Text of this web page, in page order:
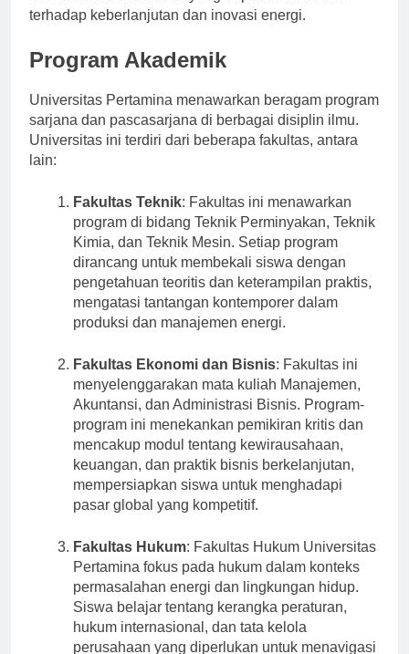
membina talenta-talenta yang dapat berkontribusi
Program Akademik
Universitas Pertamina menawarkan beragam program
sarjana dan pascasarjana di berbagai disiplin ilmu.
Universitas ini terdiri dari beberapa fakultas, antara
Fakultas Teknik: Fakultas ini menawarkan
program di bidang Teknik Perminyakan, Teknik
Kimia, dan Teknik Mesin. Setiap program
dirancang untuk membekali siswa dengan
pengetahuan teoritis dan keterampilan praktis,
mengatasi tantangan kontemporer dalam
Fakultas Ekonomi dan Bisnis : Fakultas ini
menyelenggarakan mata kuliah Manajemen,
Akuntansi, dan Administrasi Bisnis. Program-
program ini menekankan pemikiran kritis dan
mencakup modul tentang kewirausahaan,
keuangan, dan praktik bisnis berkelanjutan,
mempersiapkan siswa untuk menghadapi
Fakultas Hukum: Fakultas Hukum Universitas
Pertamina fokus pada hukum dalam konteks
permasalahan energi dan lingkungan hidup.
Siswa belajar tentang kerangka peraturan,
hukum internasional, dan tata kelola